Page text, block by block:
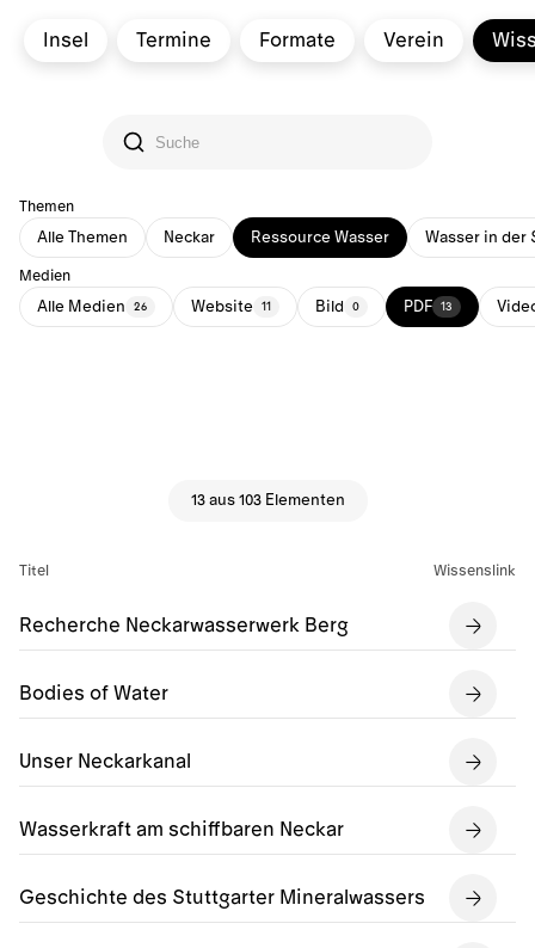
Insel Termine Formate Verein
Themen
Alle Themen Neckar Ressource Wasser Wasser in der
Medien
Alle Medien 26 Website 11 Bild 0 PDF 13
13 aus 103 Elementen
Titel Wissenslink
Recherche Neckarwasserwerk Berg
Bodies of Water
Unser Neckarkanal
Wasserkraft am schiffbaren Neckar
Geschichte des Stuttgarter Mineralwassers